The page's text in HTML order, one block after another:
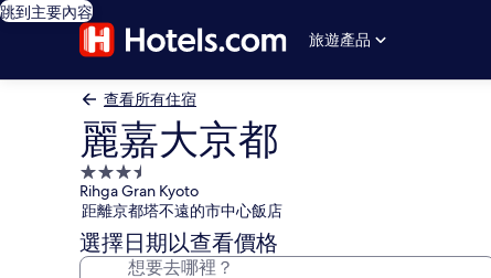
跳到主要內容
旅遊產品
查看所有住宿
麗嘉大京都
3.5
星
級
住
宿
Rihga Gran Kyoto
距離京都塔不遠的市中心飯店
選擇日期以查看價格
想要去哪裡？